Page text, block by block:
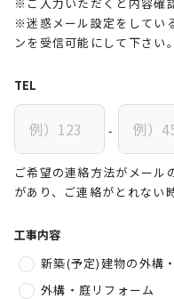
※迷惑メール設定をして
ンを受信可能にして下さい。
TEL
-
ご希望の連絡方法がメール
があり、ご連絡がとれない
工事内容
新築(予定)建物の外構
外構・庭リフォーム